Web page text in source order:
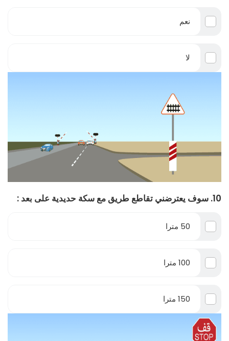
نعم
لا
10. سوف يعترضني تقاطع طريق مع سكة حديدية على بعد :
50 مترا
100 مترا
150 مترا